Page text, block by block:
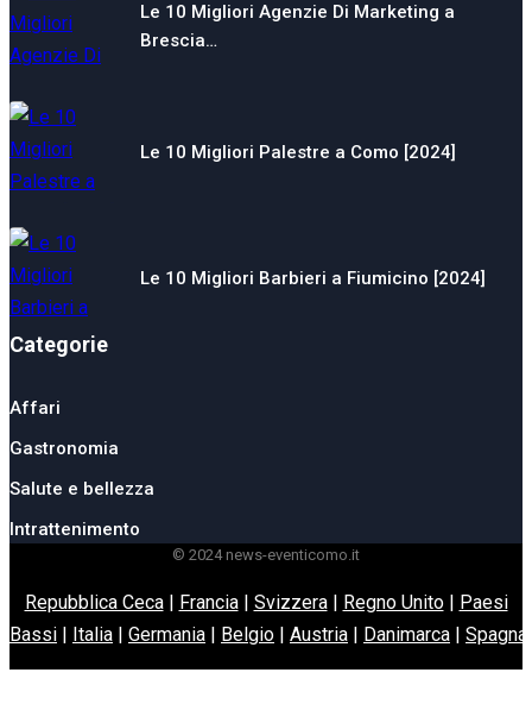
Le 10 Migliori Agenzie Di Marketing a
Brescia…
Le 10 Migliori Palestre a Como [2024]
Le 10 Migliori Barbieri a Fiumicino [2024]
Categorie
Affari
Gastronomia
Salute e bellezza
Intrattenimento
© 2024 news-eventicomo.it
Repubblica Ceca| Francia| Svizzera| Regno Unito| Paesi
Bassi | Italia | Germania | Belgio | Austria | Danimarca | Spagna